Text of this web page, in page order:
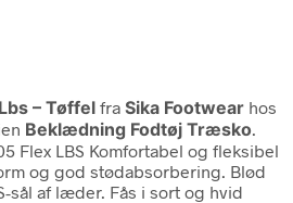
– Tøffel fra Sika Footwear hos
Beklædning Fodtøj Træsko.
Flex LBS Komfortabel og fleksibel
og god stødabsorbering. Blød
sål af læder. Fås i sort og hvid